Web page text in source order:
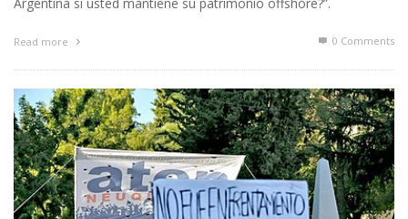
Argentina si usted mantiene su patrimonio offshore?”.
Read more 0 Comments